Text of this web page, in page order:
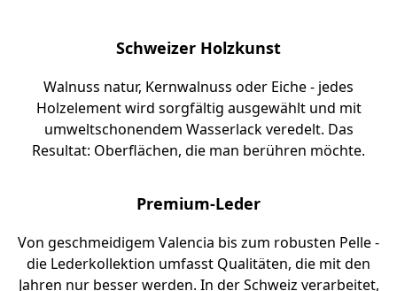
Schweizer Holzkunst
Walnuss natur, Kernwalnuss oder Eiche - jedes
Holzelement wird sorgfältig ausgewählt und mit
umweltschonendem Wasserlack veredelt. Das
Resultat: Oberflächen, die man berühren möchte.
Premium-Leder
Von geschmeidigem Valencia bis zum robusten Pelle -
die Lederkollektion umfasst Qualitäten, die mit den
Jahren nur besser werden. In der Schweiz verarbeitet,